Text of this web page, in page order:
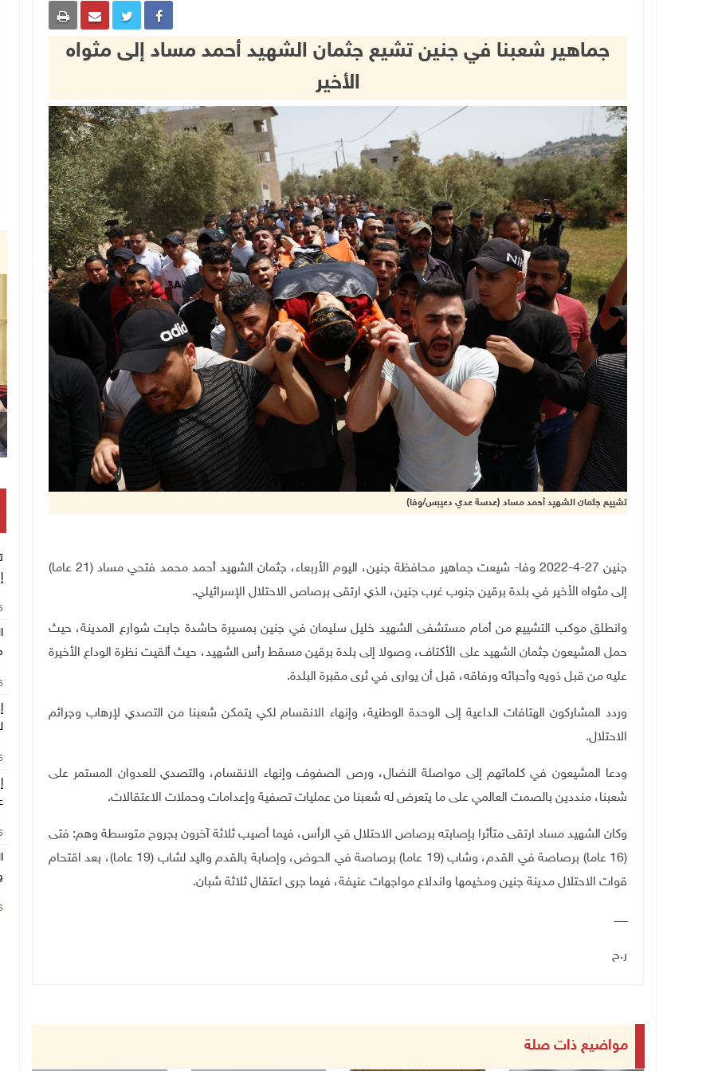
جماهير شعبنا في جنين تشيع جثمان الشهيد أحمد مساد إلى مثواه
الأخير
تشييع جثمان الشهيد أحمد مساد (عدسة عدي دعيبس/وفا)
جنين 27-4-2022 وفا- شيعت جماهير محافظة جنين، اليوم الأربعاء، جثمان الشهيد أحمد محمد فتحي مساد (21 عاما)
إلى مثواه الأخير في بلدة برقين جنوب غرب جنين، الذي ارتقى برصاص الاحتلال الإسرائيلي.
وانطلق موكب التشييع من أمام مستشفى الشهيد خليل سليمان في جنين بمسيرة حاشدة جابت شوارع المدينة، حيث
حمل المشيعون جثمان الشهيد على الأكتاف، وصولا إلى بلدة برقين مسقط رأس الشهيد، حيث ألقيت نظرة الوداع الأخيرة
عليه من قبل ذويه وأحبائه ورفاقه، قبل أن يوارى في ثرى مقبرة البلدة.
وردد المشاركون الهتافات الداعية إلى الوحدة الوطنية، وإنهاء الانقسام لكي يتمكن شعبنا من التصدي لإرهاب وجرائم
الاحتلال.
ودعا المشيعون في كلماتهم إلى مواصلة النضال، ورص الصفوف وإنهاء الانقسام، والتصدي للعدوان المستمر على
شعبنا، منددين بالصمت العالمي على ما يتعرض له شعبنا من عمليات تصفية وإعدامات وحملات الاعتقالات.
وكان الشهيد مساد ارتقى متأثرا بإصابته برصاص الاحتلال في الرأس، فيما أصيب ثلاثة آخرون بجروح متوسطة وهم: فتى
(16 عاما) برصاصة في القدم، وشاب (19 عاما) برصاصة في الحوض، وإصابة بالقدم واليد لشاب (19 عاما)، بعد اقتحام
قوات الاحتلال مدينة جنين ومخيمها واندلاع مواجهات عنيفة، فيما جرى اعتقال ثلاثة شبان.
ــــــــ
ر.ح
مواضيع ذات صلة
وقفة بغزة للمطالبة بتمكين الطلبة من